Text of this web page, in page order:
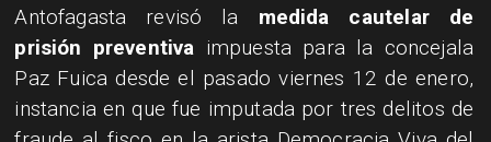
Antofagasta revisó la medida cautelar de
prisión preventiva impuesta para la concejala
Paz Fuica desde el pasado viernes 12 de enero,
instancia en que fue imputada por tres delitos de